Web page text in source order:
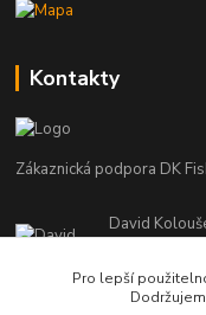
Kontakty
Zákaznická podpora DK
David
(Po-Pá, 7-18
Pro lepší